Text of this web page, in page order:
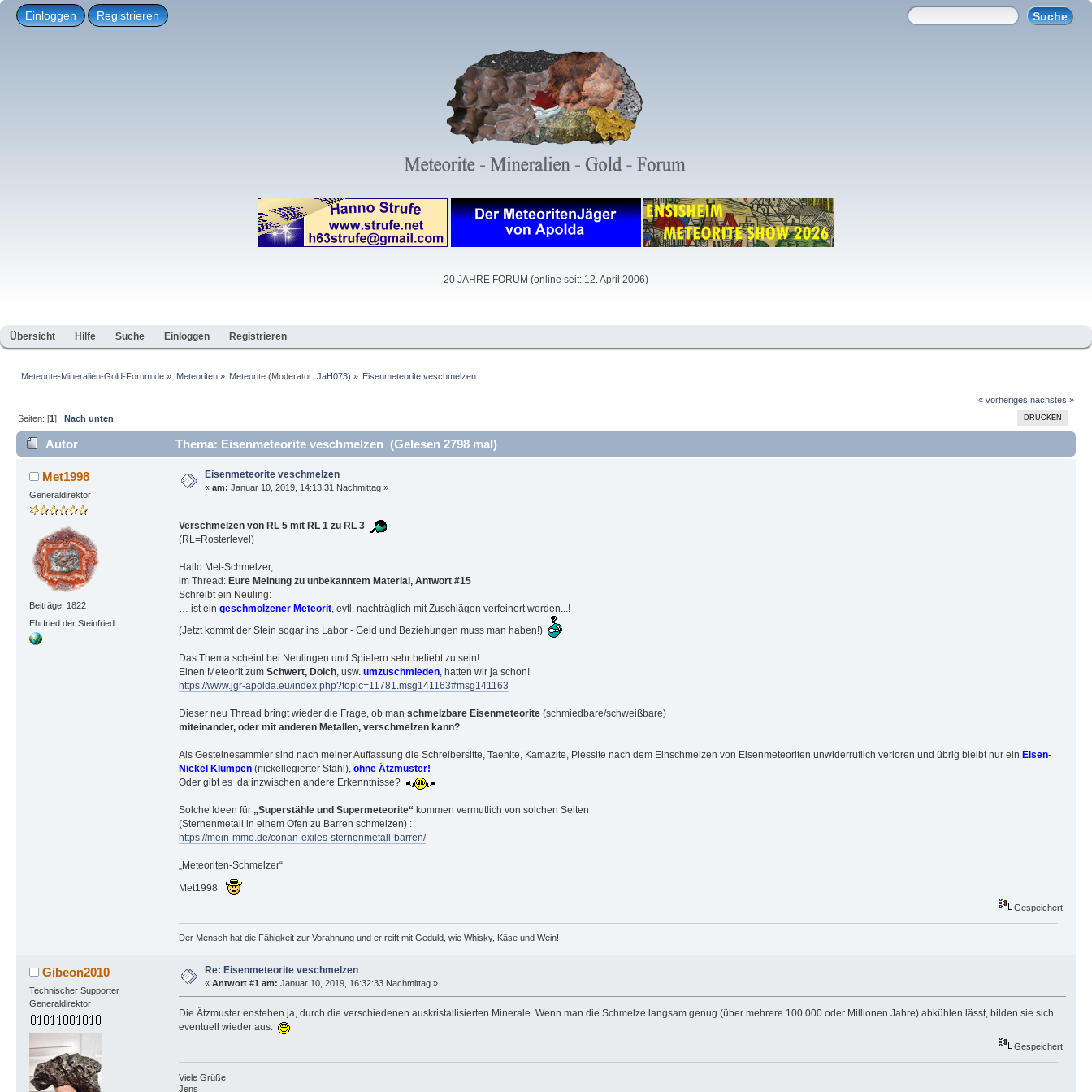
Einloggen Registrieren
20 JAHRE FORUM (online seit: 12. April 2006)
Übersicht Hilfe Suche Einloggen Registrieren
Meteorite-Mineralien-Gold-Forum.de » Meteoriten» Meteorite(Moderator: JaH073) » Eisenmeteorite veschmelzen
« vorheriges nächstes »
DRUCKEN
Seiten: [1]Nach unten
Autor Thema: Eisenmeteorite veschmelzen (Gelesen 2798 mal)
Met1998
Generaldirektor
Beiträge: 1822
Ehrfried der Steinfried
Eisenmeteorite veschmelzen
« am: Januar 10, 2019, 14:13:31 Nachmittag »
Verschmelzen von RL 5 mit RL 1 zu RL 3
(RL=Rosterlevel)
Hallo Met-Schmelzer,
im Thread: Eure Meinung zu unbekanntem Material, Antwort #15
Schreibt ein Neuling:
… ist ein geschmolzener Meteorit, evtl. nachträglich mit Zuschlägen verfeinert worden...!
(Jetzt kommt der Stein sogar ins Labor - Geld und Beziehungen muss man haben!)
Das Thema scheint bei Neulingen und Spielern sehr beliebt zu sein!
Einen Meteorit zum Schwert, Dolch, usw. umzuschmieden, hatten wir ja schon!
https://www.jgr-apolda.eu/index.php?topic=11781.msg141163#msg141163
Dieser neu Thread bringt wieder die Frage, ob man schmelzbare Eisenmeteorite(schmiedbare/schweißbare)
miteinander, oder mit anderen Metallen, verschmelzen kann?
Als Gesteinesammler sind nach meiner Auffassung die Schreibersitte, Taenite, Kamazite, Plessite nach dem Einschmelzen von Eisenmeteoriten unwiderruflich verloren und übrig bleibt nur ein Eisen-
Nickel Klumpen(nickellegierter Stahl), ohne Ätzmuster!
Oder gibt es da inzwischen andere Erkenntnisse?
Solche Ideen für „Superstähle und Supermeteorite“ kommen vermutlich von solchen Seiten
(Sternenmetall in einem Ofen zu Barren schmelzen) :
https://mein-mmo.de/conan-exiles-sternenmetall-barren/
„Meteoriten-Schmelzer“
Met1998
Gespeichert
Der Mensch hat die Fähigkeit zur Vorahnung und er reift mit Geduld, wie Whisky, Käse und Wein!
Gibeon2010
Technischer Supporter
Generaldirektor
Re: Eisenmeteorite veschmelzen
« Antwort #1 am: Januar 10, 2019, 16:32:33 Nachmittag »
Die Ätzmuster enstehen ja, durch die verschiedenen auskristallisierten Minerale. Wenn man die Schmelze langsam genug (über mehrere 100.000 oder Millionen Jahre) abkühlen lässt, bilden sie sich
eventuell wieder aus.
Gespeichert
Viele Grüße
Jens